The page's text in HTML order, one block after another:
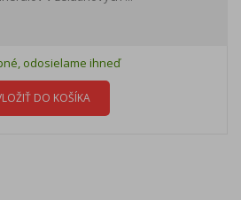
odosielame ihneď
DO KOŠÍKA